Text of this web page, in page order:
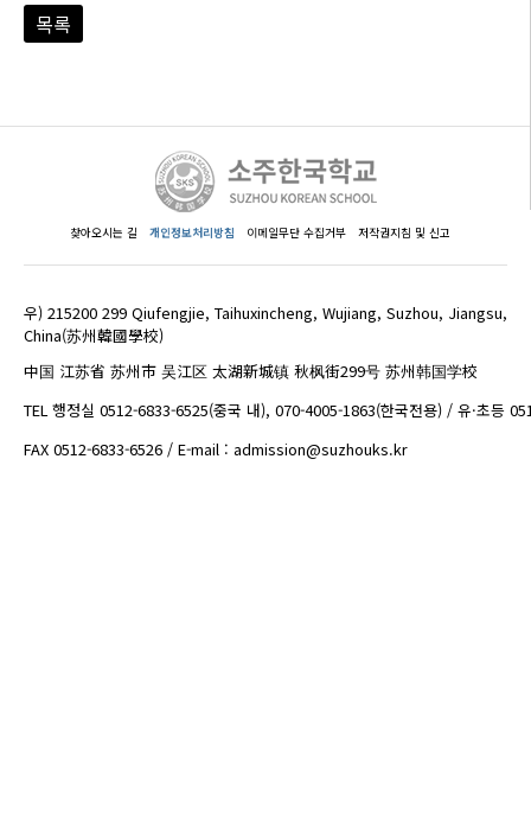
목록
찾아오시는 길 개인정보처리방침 이메일무단 수집거부 저작권지침 및 신고
우) 215200 299 Qiufengjie, Taihuxincheng, Wujiang, Suzhou, Jiangsu,
China(苏州韓國學校)
中国 江苏省 苏州市 吴江区 太湖新城镇 秋枫街299号 苏州韩国学校
TEL 행정실 0512-6833-6525(중국 내), 070-4005-1863(한국전용) / 유·초등
FAX 0512-6833-6526 / E-mail : admission@suzhouks.kr